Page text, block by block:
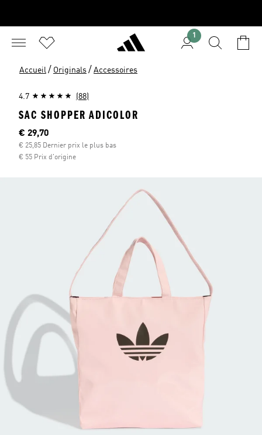
1
Accueil / Originals / Accessoires
4.7 (88)
SAC SHOPPER ADICOLOR
Current price
€ 29,70
€ 25,85 Dernier prix le plus bas
€ 55 Prix d'origine